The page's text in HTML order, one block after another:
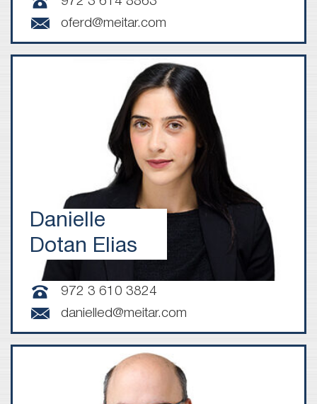
oferd@meitar.com
Danielle
Dotan Elias
972 3 610 3824
danielled@meitar.com